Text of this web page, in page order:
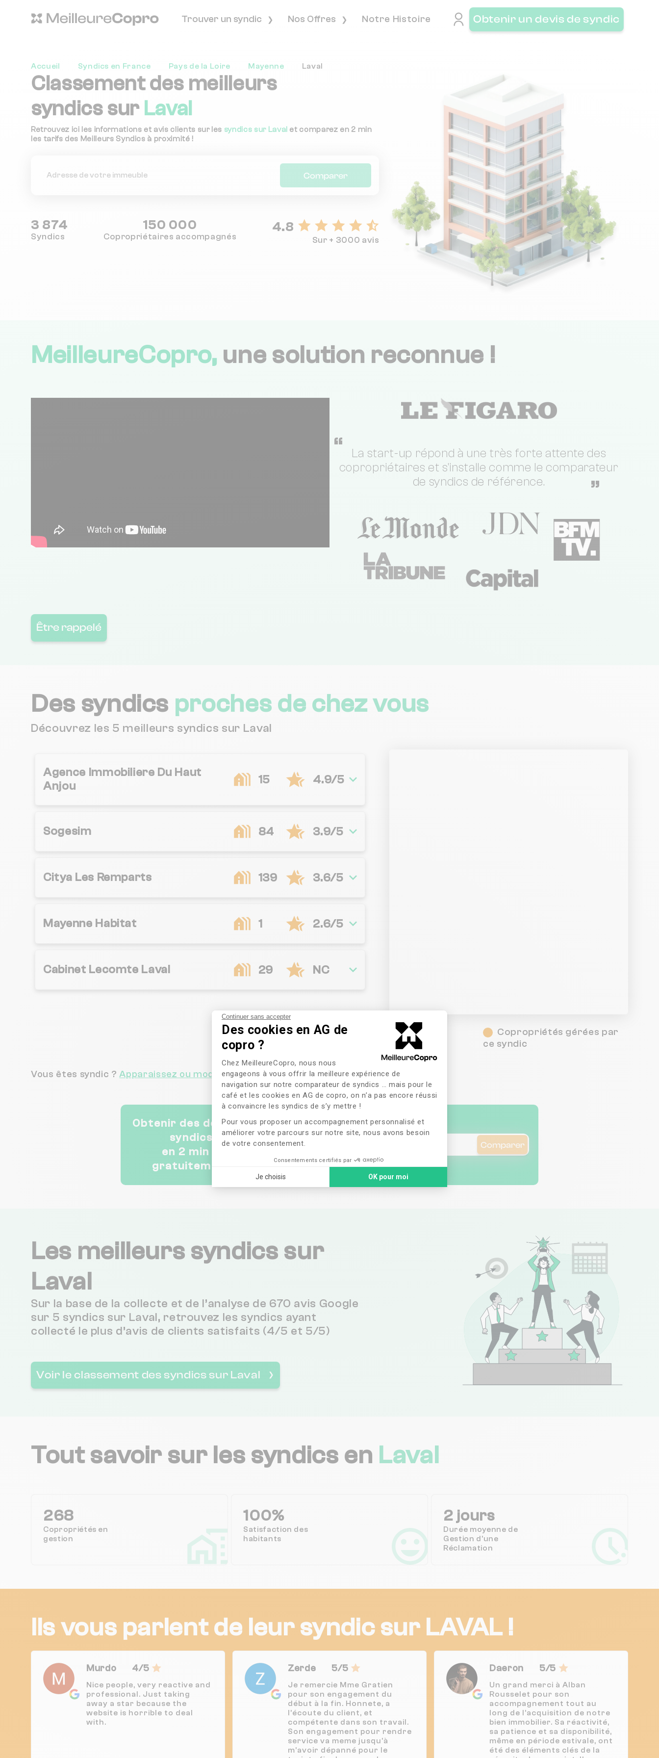
Continuer sans accepter
Des cookies en AG de
copro ?
Plateforme de Gestion du Consentement : Personnalisez vos Options
Chez MeilleureCopro, nous nous
engageons à vous offrir la meilleure expérience de
navigation sur notre comparateur de syndics … mais pour le
café et les cookies en AG de copro, on n’a pas encore réussi
à convaincre les syndics de s’y mettre !
Pour vous proposer un accompagnement personnalisé et
améliorer votre parcours sur notre site, nous avons besoin
de votre consentement.
Consentements certifiés par
Je choisis OK pour moi
Axeptio consent
Trouver un syndic Nos Offres Notre Histoire Obtenir un devis de syndic
Accueil Syndics en France Pays de la Loire Mayenne Laval
Classement des meilleurs
syndics sur Laval
Retrouvez ici les informations et avis clients sur les syndics sur Laval et comparez en 2 min
les tarifs des Meilleurs Syndics à proximité !
Comparer
3 874
Syndics
150 000
Copropriétaires accompagnés
4.8
Sur + 3000 avis
MeilleureCopro, une solution reconnue !
“
La start-up répond à une très forte attente des
copropriétaires et s'installe comme le comparateur
de syndics de référence.
”
Être rappelé
Des syndics proches de chez vous
Découvrez les 5 meilleurs syndics sur Laval
Agence Immobiliere Du Haut
Anjou
15 4.9/5
Sogesim 84 3.9/5
Citya Les Remparts 139 3.6/5
Mayenne Habitat 1 2.6/5
Cabinet Lecomte Laval 29 NC
Syndic
sélectionné
Copropriétés gérées par
ce syndic
Vous êtes syndic ?Apparaissez ou modifiez ces informations
Obtenir des devis de
syndics
en 2 min &
gratuitement
Comparer
Les meilleurs syndics sur
Laval
Sur la base de la collecte et de l’analyse de 670 avis Google
sur 5 syndics sur Laval, retrouvez les syndics ayant
collecté le plus d’avis de clients satisfaits (4/5 et 5/5)
Voir le classement des syndics sur Laval ❯
Tout savoir sur les syndics en Laval
268
Copropriétés en
gestion
100%
Satisfaction des
habitants
2 jours
Durée moyenne de
Gestion d'une
Réclamation
Ils vous parlent de leur syndic sur LAVAL !
Murdo 4/5
Nice people, very reactive and
professional. Just taking
away a star because the
website is horrible to deal
with.
Zerde 5/5
Je remercie Mme Gratien
pour son engagement du
début à la fin. Honnete, a
l’écoute du client, et
compétente dans son travail.
Son engagement pour rendre
service va meme jusqu'à
m’avoir dépanné pour le
Daeron 5/5
Un grand merci à Alban
Rousselet pour son
accompagnement tout au
long de l’acquisition de notre
bien immobilier. Sa réactivité,
sa patience et sa disponibilité,
même en période estivale, ont
été des éléments clés de la